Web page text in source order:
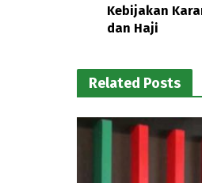
Kebijakan
dan Haji
Related Posts